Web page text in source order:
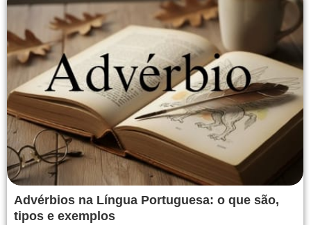
Advérbios na Língua Portuguesa: o que são,
tipos e exemplos